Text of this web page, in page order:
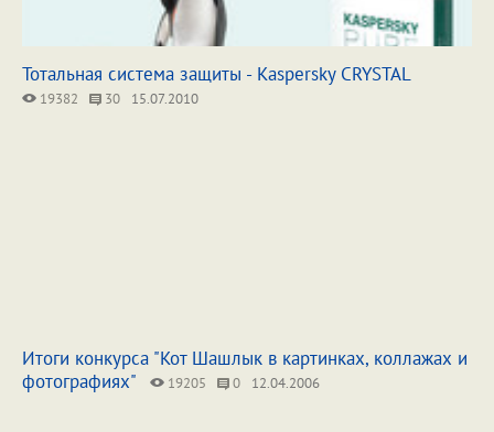
Тотальная система защиты - Kaspersky CRYSTAL
19382 30 15.07.2010
Итоги конкурса "Кот Шашлык в картинках, коллажах и
фотографиях"
19205 0 12.04.2006